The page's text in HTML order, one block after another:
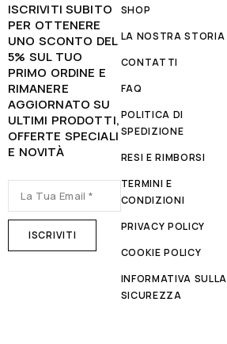
ISCRIVITI SUBITO
PER OTTENERE
UNO SCONTO DEL
5% SUL TUO
PRIMO ORDINE E
RIMANERE
AGGIORNATO SU
ULTIMI PRODOTTI,
OFFERTE SPECIALI
E NOVITÀ
SHOP
LA NOSTRA STORIA
CONTATTI
FAQ
POLITICA DI
SPEDIZIONE
RESI E RIMBORSI
TERMINI E
CONDIZIONI
PRIVACY POLICY
COOKIE POLICY
INFORMATIVA SULLA
SICUREZZA